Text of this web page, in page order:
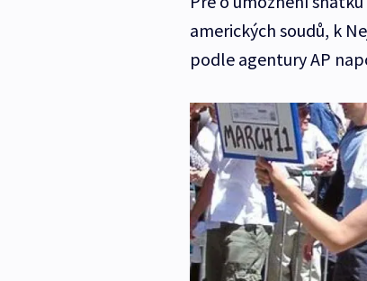
amerických soudů, k
podle agentury AP